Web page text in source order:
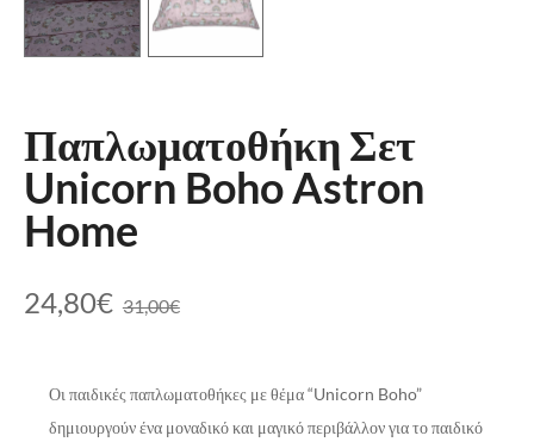
Παπλωματοθήκη Σετ
Unicorn Boho Astron
Home
31,00€
24,80€
Οι παιδικές παπλωματοθήκες με θέμα “Unicorn Boho”
δημιουργούν ένα μοναδικό και μαγικό περιβάλλον για το παιδικό